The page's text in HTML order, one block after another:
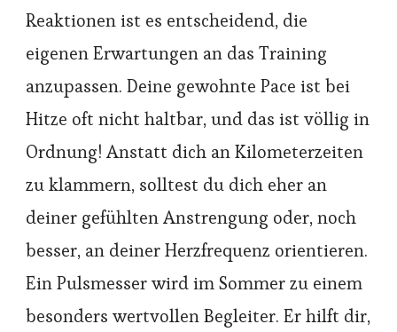
Reaktionen ist es entscheidend, die
eigenen Erwartungen an das Training
anzupassen. Deine gewohnte Pace ist bei
Hitze oft nicht haltbar, und das ist völlig in
Ordnung! Anstatt dich an Kilometerzeiten
zu klammern, solltest du dich eher an
deiner gefühlten Anstrengung oder, noch
besser, an deiner Herzfrequenz orientieren.
Ein Pulsmesser wird im Sommer zu einem
besonders wertvollen Begleiter. Er hilft dir,